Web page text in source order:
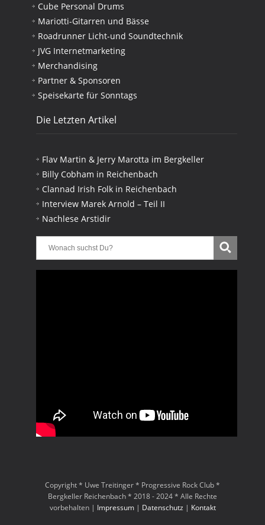
Cube Personal Drums
Mariotti-Gitarren und Bässe
Roadrunner Licht-und Soundtechnik
JVG Internetmarketing
Merchandising
Partner & Sponsoren
Speisekarte für Sonntags
Die Letzten Artikel
Flav Martin & Jerry Marotta im Bergkeller
Billy Cobham in Reichenbach
Clannad Irish Folk in Reichenbach
Interview Marek Arnold – Teil II
Nachlese Arstidir
Copyright * Uwe Treitinger * Progressive Rock Club *
Bergkeller Reichenbach * 2018 - 2024 * Alle Rechte
vorbehalten | Impressum| Datenschutz | Kontakt